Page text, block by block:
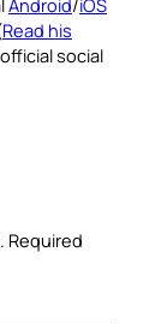
Android/iOS
Read his
social
Required